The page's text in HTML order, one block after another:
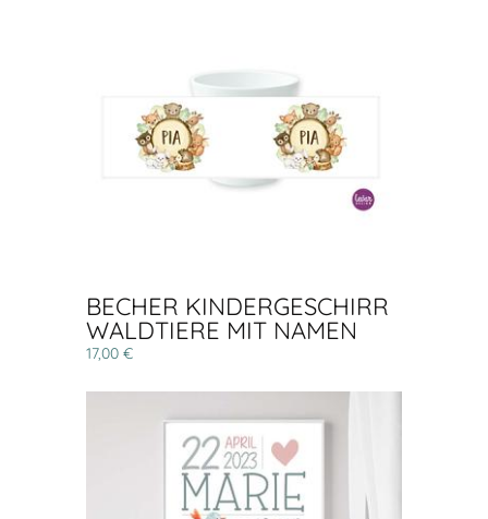
BECHER KINDERGESCHIRR
WALDTIERE MIT NAMEN
17,00 €